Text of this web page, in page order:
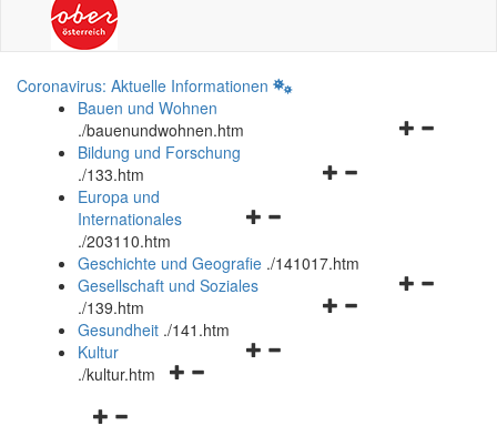
Coronavirus: Aktuelle Informationen
Bauen und Wohnen
./bauenundwohnen.htm
Navigationsmenü
Bildung und Forschung
./133.htm
Navigationsmenü
und
schließen
Europa und
Internationales
./203110.htm
Geschichte und Geografie ./141017.htm
Navigationsmenü
Gesellschaft und Soziales
./139.htm
Navigationsmenü
Gesundheit ./141.htm
Navigationsmenü
Kultur
./kultur.htm
Navigationsmenü